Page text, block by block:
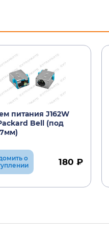
питания J162W
Bell (под
о
180 ₽